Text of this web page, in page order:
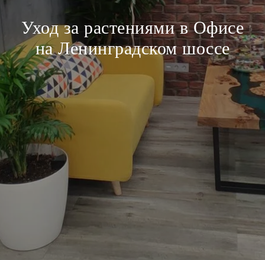
Уход за растениями в Офисе
на Ленинградском шоссе